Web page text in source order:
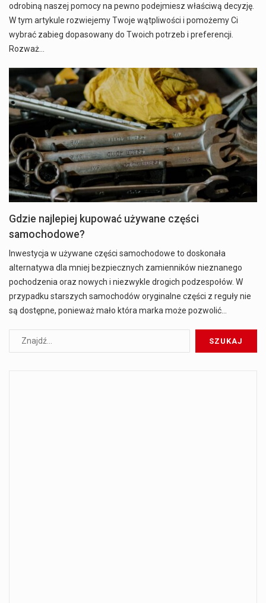
odrobiną naszej pomocy na pewno podejmiesz właściwą decyzję.
W tym artykule rozwiejemy Twoje wątpliwości i pomożemy Ci
wybrać zabieg dopasowany do Twoich potrzeb i preferencji.
Rozważ…
Gdzie najlepiej kupować używane części
samochodowe?
Inwestycja w używane części samochodowe to doskonała
alternatywa dla mniej bezpiecznych zamienników nieznanego
pochodzenia oraz nowych i niezwykle drogich podzespołów. W
przypadku starszych samochodów oryginalne części z reguły nie
są dostępne, ponieważ mało która marka może pozwolić…